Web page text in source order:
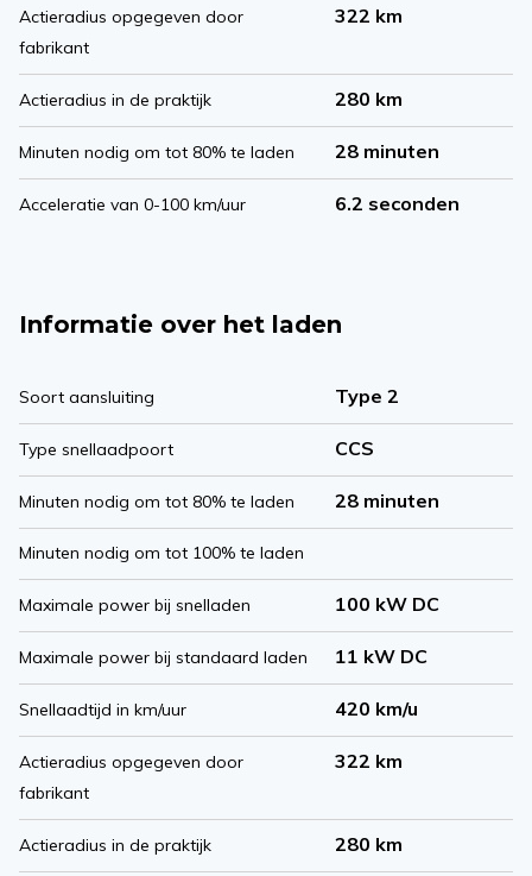
Actieradius opgegeven door
fabrikant
322 km
Actieradius in de praktijk 280 km
Minuten nodig om tot 80% te laden 28 minuten
Acceleratie van 0-100 km/uur 6.2 seconden
Informatie over het laden
Soort aansluiting Type 2
Type snellaadpoort CCS
Minuten nodig om tot 80% te laden 28 minuten
Minuten nodig om tot 100% te laden
Maximale power bij snelladen 100 kW DC
Maximale power bij standaard laden 11 kW DC
Snellaadtijd in km/uur 420 km/u
Actieradius opgegeven door
fabrikant
322 km
Actieradius in de praktijk 280 km